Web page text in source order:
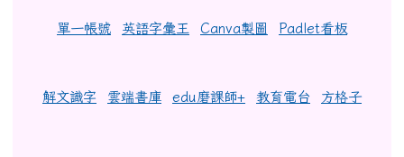
單一帳號 英語字彙王 Canva製圖 Padlet看板
解文識字 雲端書庫 edu磨課師+ 教育電台 方格子